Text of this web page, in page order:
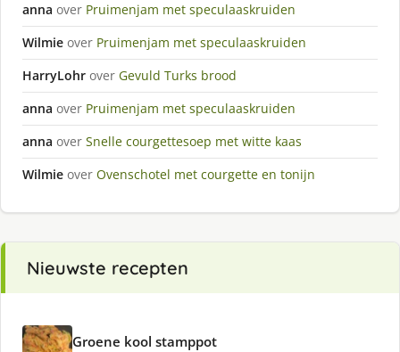
anna over Pruimenjam met speculaaskruiden
Wilmie over Pruimenjam met speculaaskruiden
HarryLohr over Gevuld Turks brood
anna over Pruimenjam met speculaaskruiden
anna over Snelle courgettesoep met witte kaas
Wilmie over Ovenschotel met courgette en tonijn
Nieuwste recepten
Groene kool stamppot